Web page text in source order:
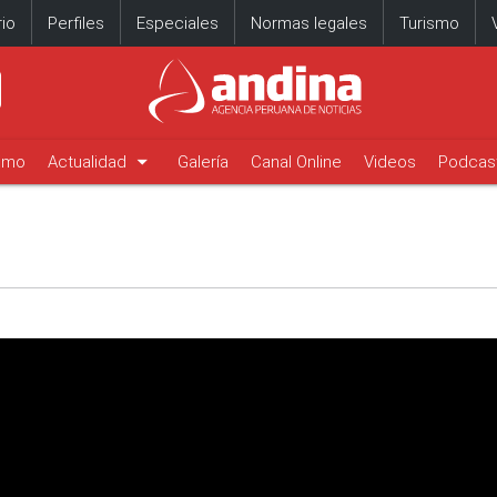
Perfiles Especiales Normas legales Turismo
Actualidad arrow_drop_down Galería Canal Online Videos